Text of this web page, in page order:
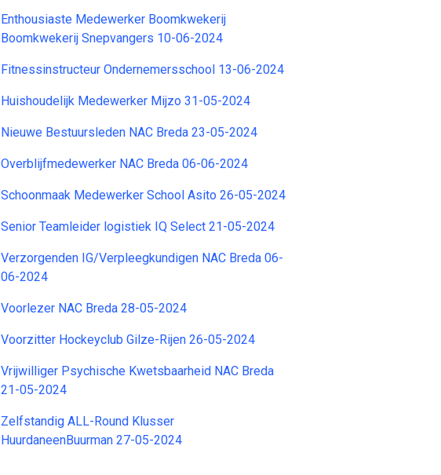
Enthousiaste Medewerker Boomkwekerij
Boomkwekerij Snepvangers 10-06-2024
Fitnessinstructeur Ondernemersschool 13-06-2024
Huishoudelijk Medewerker Mijzo 31-05-2024
Nieuwe Bestuursleden NAC Breda 23-05-2024
Overblijfmedewerker NAC Breda 06-06-2024
Schoonmaak Medewerker School Asito 26-05-2024
Senior Teamleider logistiek IQ Select 21-05-2024
Verzorgenden IG/Verpleegkundigen NAC Breda 06-
06-2024
Voorlezer NAC Breda 28-05-2024
Voorzitter Hockeyclub Gilze-Rijen 26-05-2024
Vrijwilliger Psychische Kwetsbaarheid NAC Breda
21-05-2024
Zelfstandig ALL-Round Klusser
HuurdaneenBuurman 27-05-2024